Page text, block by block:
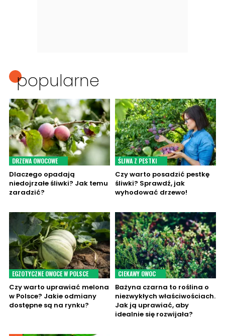
popularne
DRZEWA OWOCOWE
Dlaczego opadają
niedojrzałe śliwki? Jak temu
zaradzić?
ŚLIWA Z PESTKI
Czy warto posadzić pestkę
śliwki? Sprawdź, jak
wyhodować drzewo!
EGZOTYCZNE OWOCE W POLSCE
Czy warto uprawiać melona
w Polsce? Jakie odmiany
dostępne są na rynku?
CIEKAWY OWOC
Bażyna czarna to roślina o
niezwykłych właściwościach.
Jak ją uprawiać, aby
idealnie się rozwijała?